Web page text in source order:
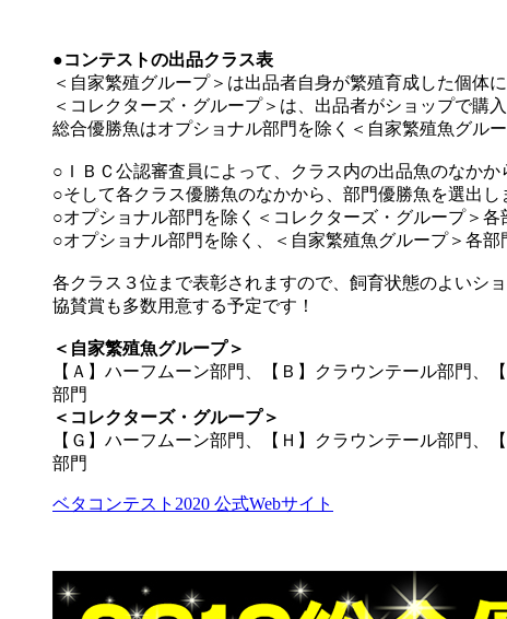
●コンテストの出品クラス表
＜自家繁殖グループ＞は出品者自身が繁殖育成した個体
＜コレクターズ・グループ＞は、出品者がショップで購
総合優勝魚はオプショナル部門を除く＜自家繁殖魚グル
○ＩＢＣ公認審査員によって、クラス内の出品魚のなか
○そして各クラス優勝魚のなかから、部門優勝魚を選出し
○オプショナル部門を除く＜コレクターズ・グループ＞
○オプショナル部門を除く、＜自家繁殖魚グループ＞各
各クラス３位まで表彰されますので、飼育状態のよいシ
協賛賞も多数用意する予定です！
＜自家繁殖魚グループ＞
【Ａ】ハーフムーン部門、【Ｂ】クラウンテール部門
部門
＜コレクターズ・グループ＞
【Ｇ】ハーフムーン部門、【Ｈ】クラウンテール部門
部門
ベタコンテスト2020 公式Webサイト